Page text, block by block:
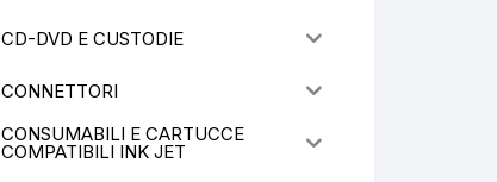
CD-DVD E CUSTODIE
CONNETTORI
CONSUMABILI E CARTUCCE
COMPATIBILI INK JET